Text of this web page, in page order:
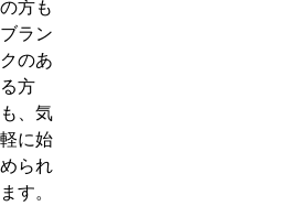
の方も
ブラン
クのあ
る方
も、気
軽に始
められ
ます。